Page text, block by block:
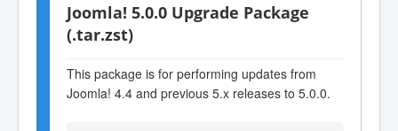
Joomla! 5.0.0 Upgrade Package
(.tar.zst)
This package is for performing updates from
Joomla! 4.4 and previous 5.x releases to 5.0.0.